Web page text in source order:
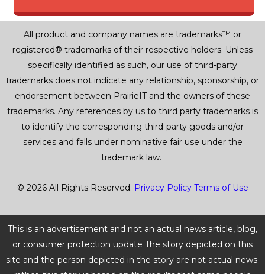
All product and company names are trademarks™ or
registered® trademarks of their respective holders. Unless
specifically identified as such, our use of third-party
trademarks does not indicate any relationship, sponsorship, or
endorsement between PrairieIT and the owners of these
trademarks. Any references by us to third party trademarks is
to identify the corresponding third-party goods and/or
services and falls under nominative fair use under the
trademark law.
© 2026 All Rights Reserved. Privacy Policy Terms of Use
This is an advertisement and not an actual news article, blog,
or consumer protection update The story depicted on this
site and the person depicted in the story are not actual news.